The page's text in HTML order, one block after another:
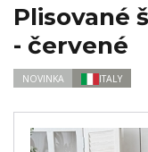
Plisované
- červené
NOVINKA ITALY